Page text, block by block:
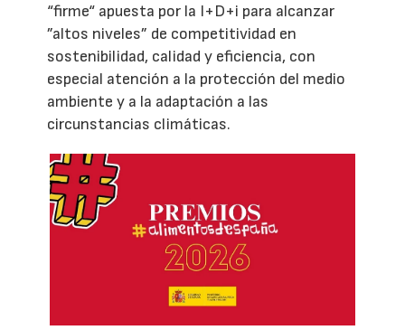
“firme“ apuesta por la I+D+i para alcanzar
”altos niveles” de competitividad en
sostenibilidad, calidad y eficiencia, con
especial atención a la protección del medio
ambiente y a la adaptación a las
circunstancias climáticas.